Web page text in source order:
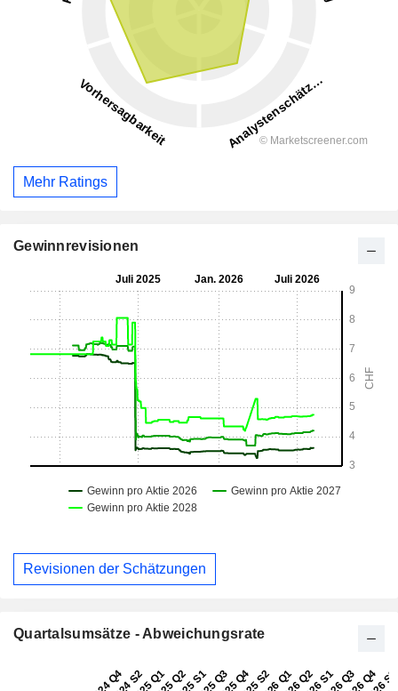
Mehr Ratings
Gewinnrevisionen
Revisionen der Schätzungen
Quartalsumsätze - Abweichungsrate